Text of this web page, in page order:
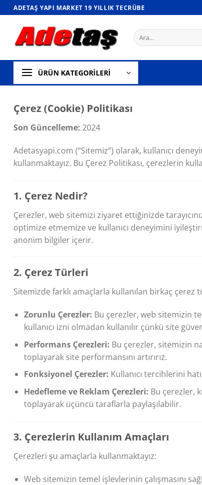
İçeriğe
atla
ADETAŞ YAPI MARKET 19 YILLIK TECRÜBE
Ara:
ÜRÜN KATEGORİLERİ
Çerez (Cookie) Politikası
Son Güncelleme: 2024
Adetasyapi.com (“Sitemiz”) olarak, kullanıcı
kullanmaktayız. Bu Çerez Politikası, çerezlerin
1. Çerez Nedir?
Çerezler, web sitemizi ziyaret ettiğinizde
optimize etmemize ve kullanıcı deneyimini
anonim bilgiler içerir.
2. Çerez Türleri
Sitemizde farklı amaçlarla kullanılan birkaç çerez
Zorunlu Çerezler: Bu çerezler, web sitemizin
kullanıcı izni olmadan kullanılır çünkü site
Performans Çerezleri: Bu çerezler, sitemizin
toplayarak site performansını artırırız.
Fonksiyonel Çerezler: Kullanıcı tercihlerini
Hedefleme ve Reklam Çerezleri: Bu çerezler,
toplayarak üçüncü taraflarla paylaşılabilir.
3. Çerezlerin Kullanım Amaçları
Çerezleri şu amaçlarla kullanmaktayız:
Web sitemizin temel işlevlerinin çalışmasını